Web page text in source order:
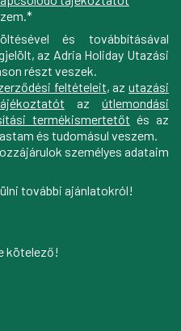
és továbbításával
az Adria Holiday Utazási
részt veszek.
feltételeit, azutazási
az útlemondási
termékismertetőt és az
és tudomásul veszem.
személyes adataim
további ajánlatokról!
kötelező!